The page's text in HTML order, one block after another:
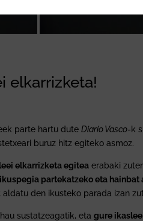
elkarrizketa!
parte hartu duteDiario Vasco-k
buruz hitz egiteko asmoz.
elkarrizketa egitea erabaki
partekatzeko eta hainbat
den ikusteko parada izan
sustatzeagatik, etagure